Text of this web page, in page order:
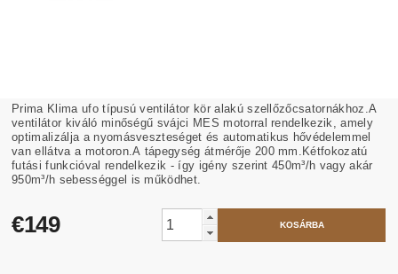
Prima Klima ufo típusú ventilátor kör alakú szellőzőcsatornákhoz.A
ventilátor kiváló minőségű svájci MES motorral rendelkezik, amely
optimalizálja a nyomásveszteséget és automatikus hővédelemmel
van ellátva a motoron.A tápegység átmérője 200 mm.Kétfokozatú
futási funkcióval rendelkezik - így igény szerint 450m³/h vagy akár
950m³/h sebességgel is működhet.
€149